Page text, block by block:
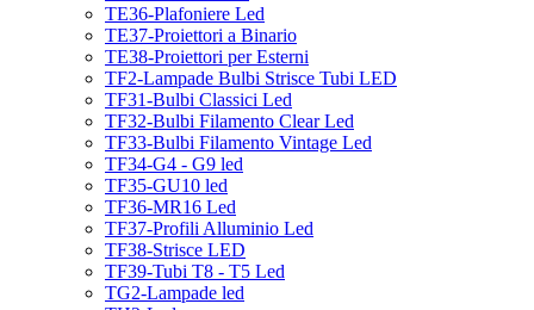
TE36-Plafoniere Led
TE37-Proiettori a Binario
TE38-Proiettori per Esterni
TF2-Lampade Bulbi Strisce Tubi LED
TF31-Bulbi Classici Led
TF32-Bulbi Filamento Clear Led
TF33-Bulbi Filamento Vintage Led
TF34-G4 - G9 led
TF35-GU10 led
TF36-MR16 Led
TF37-Profili Alluminio Led
TF38-Strisce LED
TF39-Tubi T8 - T5 Led
TG2-Lampade led